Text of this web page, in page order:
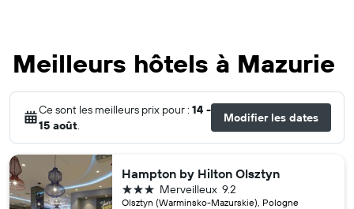
Meilleurs hôtels à Mazurie
Ce sont les meilleurs prix pour : 14 -
15 août.
Modifier les dates
Hampton by Hilton Olsztyn
Olsztyn (Warminsko-Mazurskie), Pologne
9.2
Merveilleux
3 étoiles